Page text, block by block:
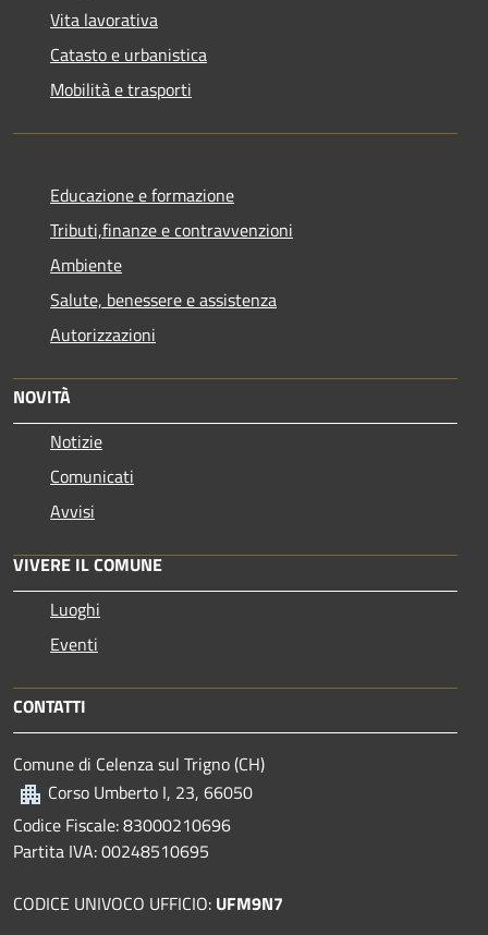
Vita lavorativa
Catasto e urbanistica
Mobilità e trasporti
Educazione e formazione
Tributi,finanze e contravvenzioni
Ambiente
Salute, benessere e assistenza
Autorizzazioni
NOVITÀ
Notizie
Comunicati
Avvisi
VIVERE IL COMUNE
Luoghi
Eventi
CONTATTI
Comune di Celenza sul Trigno (CH)
Corso Umberto I, 23, 66050
Codice Fiscale: 83000210696
Partita IVA: 00248510695
CODICE UNIVOCO UFFICIO: UFM9N7